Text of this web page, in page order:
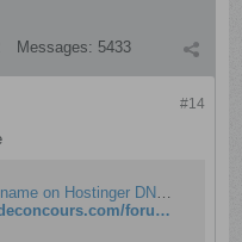
Messages: 5433
#14
http://www.foudeconcours.com/forum/fou-de-gratuits/fou-de-gratuit/actions-ã©pargnes/1225232-les-buzzers-delhaize-14l08